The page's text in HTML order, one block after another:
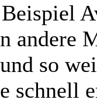
andere
so
schnell